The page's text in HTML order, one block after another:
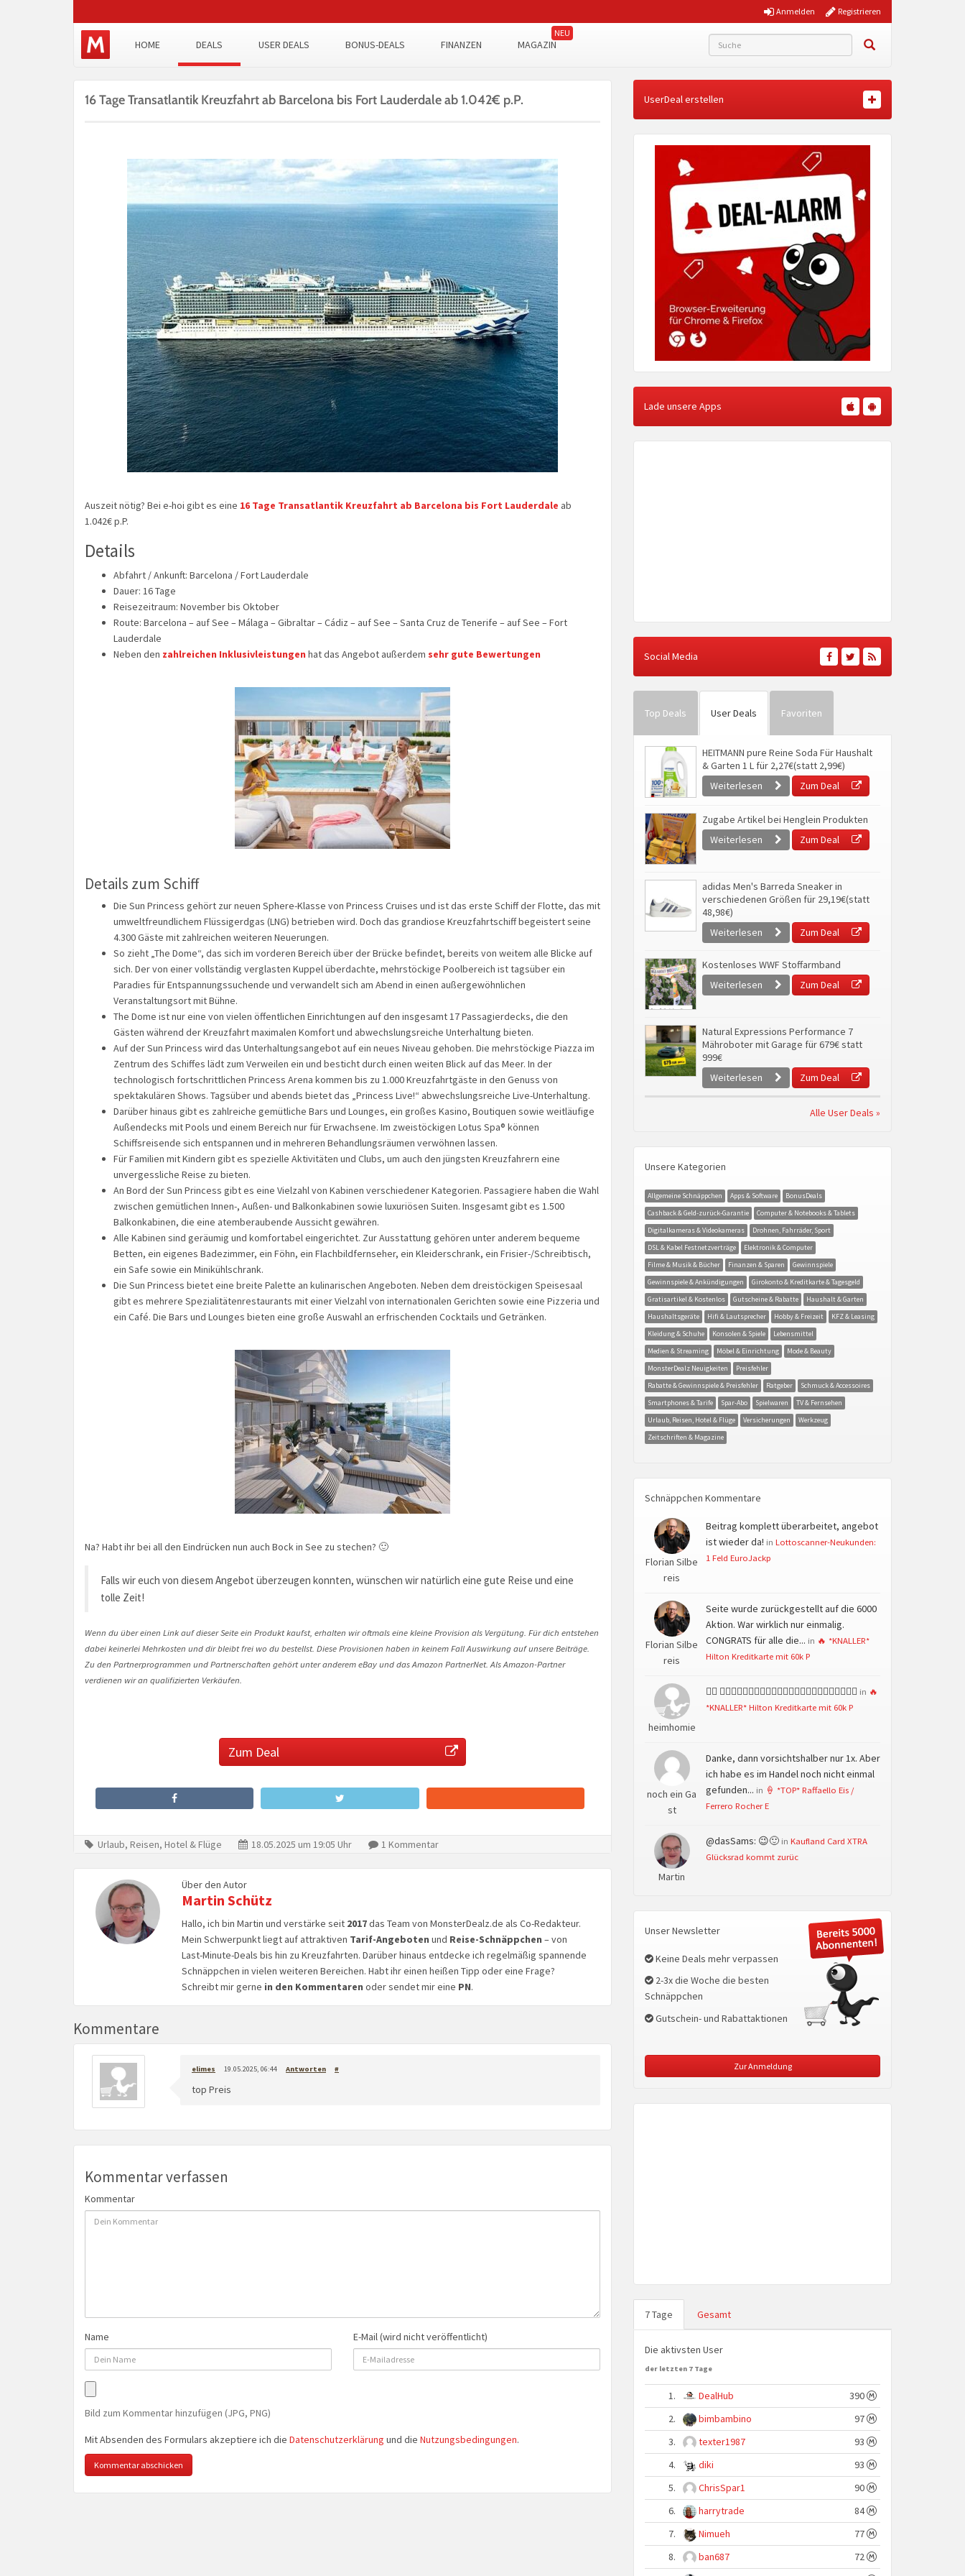
Registrieren
Anmelden
HOME DEALS USER DEALS BONUS-DEALS FINANZEN MAGAZIN
16 Tage Transatlantik Kreuzfahrt ab Barcelona bis Fort Lauderdale ab 1.042€ p.P.
Auszeit nötig? Bei e-hoi gibt es eine 16 Tage Transatlantik Kreuzfahrt ab Barcelona bis Fort Lauderdale ab
1.042€ p.P.
Details
Abfahrt / Ankunft: Barcelona / Fort Lauderdale
Dauer: 16 Tage
Reisezeitraum: November bis Oktober
Route: Barcelona – auf See – Málaga – Gibraltar – Cádiz – auf See – Santa Cruz de Tenerife – auf See – Fort
Lauderdale
Neben den zahlreichen Inklusivleistungen hat das Angebot außerdem sehr gute Bewertungen
Details zum Schiff
Die Sun Princess gehört zur neuen Sphere-Klasse von Princess Cruises und ist das erste Schiff der Flotte, das mit
umweltfreundlichem Flüssigerdgas (LNG) betrieben wird. Doch das grandiose Kreuzfahrtschiff begeistert seine
4.300 Gäste mit zahlreichen weiteren Neuerungen.
So zieht „The Dome“, das sich im vorderen Bereich über der Brücke befindet, bereits von weitem alle Blicke auf
sich. Der von einer vollständig verglasten Kuppel überdachte, mehrstöckige Poolbereich ist tagsüber ein
Paradies für Entspannungssuchende und verwandelt sich am Abend in einen außergewöhnlichen
Veranstaltungsort mit Bühne.
The Dome ist nur eine von vielen öffentlichen Einrichtungen auf den insgesamt 17 Passagierdecks, die den
Gästen während der Kreuzfahrt maximalen Komfort und abwechslungsreiche Unterhaltung bieten.
Auf der Sun Princess wird das Unterhaltungsangebot auf ein neues Niveau gehoben. Die mehrstöckige Piazza im
Zentrum des Schiffes lädt zum Verweilen ein und besticht durch einen weiten Blick auf das Meer. In der
technologisch fortschrittlichen Princess Arena kommen bis zu 1.000 Kreuzfahrtgäste in den Genuss von
spektakulären Shows. Tagsüber und abends bietet das „Princess Live!“ abwechslungsreiche Live-Unterhaltung.
Darüber hinaus gibt es zahlreiche gemütliche Bars und Lounges, ein großes Kasino, Boutiquen sowie weitläufige
Außendecks mit Pools und einem Bereich nur für Erwachsene. Im zweistöckigen Lotus Spa® können
Schiffsreisende sich entspannen und in mehreren Behandlungsräumen verwöhnen lassen.
Für Familien mit Kindern gibt es spezielle Aktivitäten und Clubs, um auch den jüngsten Kreuzfahrern eine
unvergessliche Reise zu bieten.
An Bord der Sun Princess gibt es eine Vielzahl von Kabinen verschiedener Kategorien. Passagiere haben die Wahl
zwischen gemütlichen Innen-, Außen- und Balkonkabinen sowie luxuriösen Suiten. Insgesamt gibt es 1.500
Balkonkabinen, die eine atemberaubende Aussicht gewähren.
Alle Kabinen sind geräumig und komfortabel eingerichtet. Zur Ausstattung gehören unter anderem bequeme
Betten, ein eigenes Badezimmer, ein Föhn, ein Flachbildfernseher, ein Kleiderschrank, ein Frisier-/Schreibtisch,
ein Safe sowie ein Minikühlschrank.
Die Sun Princess bietet eine breite Palette an kulinarischen Angeboten. Neben dem dreistöckigen Speisesaal
gibt es mehrere Spezialitätenrestaurants mit einer Vielzahl von internationalen Gerichten sowie eine Pizzeria und
ein Café. Die Bars und Lounges bieten eine große Auswahl an erfrischenden Cocktails und Getränken.
Na? Habt ihr bei all den Eindrücken nun auch Bock in See zu stechen? 🙂
Falls wir euch von diesem Angebot überzeugen konnten, wünschen wir natürlich eine gute Reise und eine
tolle Zeit!
Wenn du über einen Link auf dieser Seite ein Produkt kaufst, erhalten wir oftmals eine kleine Provision als Vergütung. Für dich entstehen
dabei keinerlei Mehrkosten und dir bleibt frei wo du bestellst. Diese Provisionen haben in keinem Fall Auswirkung auf unsere Beiträge.
Zu den Partnerprogrammen und Partnerschaften gehört unter anderem eBay und das Amazon PartnerNet. Als Amazon-Partner
verdienen wir an qualifizierten Verkäufen.
Zum Deal
Urlaub, Reisen, Hotel & Flüge 18.05.2025 um 19:05 Uhr 1 Kommentar
Über den Autor
Martin Schütz
Hallo, ich bin Martin und verstärke seit 2017das Team von MonsterDealz.de als Co-Redakteur.
Mein Schwerpunkt liegt auf attraktiven Tarif-Angeboten und Reise-Schnäppchen – von
Last-Minute-Deals bis hin zu Kreuzfahrten. Darüber hinaus entdecke ich regelmäßig spannende
Schnäppchen in vielen weiteren Bereichen. Habt ihr einen heißen Tipp oder eine Frage?
Schreibt mir gerne in den Kommentaren oder sendet mir eine PN.
Kommentare
elimes 19.05.2025, 06:44 Antworten #
top Preis
Kommentar verfassen
Kommentar
Name E-Mail (wird nicht veröffentlicht)
Bild zum Kommentar hinzufügen (JPG, PNG)
Mit Absenden des Formulars akzeptiere ich die Datenschutzerklärung und die Nutzungsbedingungen.
UserDeal erstellen
Lade unsere Apps
Social Media
Top Deals User Deals Favoriten
HEITMANN pure Reine Soda Für Haushalt
& Garten 1 L für 2,27€(statt 2,99€)
Weiterlesen
Zum Deal
Zugabe Artikel bei Henglein Produkten
Weiterlesen
Zum Deal
adidas Men's Barreda Sneaker in
verschiedenen Größen für 29,19€(statt
48,98€)
Weiterlesen
Zum Deal
Kostenloses WWF Stoffarmband
Weiterlesen
Zum Deal
Natural Expressions Performance 7
Mähroboter mit Garage für 679€ statt
999€
Weiterlesen
Zum Deal
Alle User Deals »
Unsere Kategorien
Allgemeine Schnäppchen Apps & Software
BonusDeals
Cashback & Geld-zurück-Garantie
Computer & Notebooks & Tablets
Digitalkameras & Videokameras
Drohnen, Fahrräder, Sport
DSL & Kabel Festnetzverträge
Elektronik & Computer
Filme & Musik & Bücher
Finanzen & Sparen
Gewinnspiele
Gewinnspiele & Ankündigungen
Girokonto & Kreditkarte & Tagesgeld
Gratisartikel & Kostenlos
Gutscheine & Rabatte
Haushalt & Garten
Haushaltsgeräte
Hifi & Lautsprecher Hobby & Freizeit
KFZ & Leasing
Kleidung & Schuhe
Konsolen & Spiele
Lebensmittel
Medien & Streaming
Möbel & Einrichtung
Mode & Beauty
MonsterDealz Neuigkeiten
Preisfehler
Rabatte & Gewinnspiele & Preisfehler
Ratgeber
Schmuck & Accessoires
Smartphones & Tarife
Spar-Abo Spielwaren
TV & Fernsehen
Urlaub, Reisen, Hotel & Flüge
Versicherungen
Werkzeug
Zeitschriften & Magazine
Schnäppchen Kommentare
Florian Silbe
reis
Beitrag komplett überarbeitet, angebot
ist wieder da! in Lottoscanner-Neukunden:
1 Feld EuroJackp
Florian Silbe
reis
Seite wurde zurückgestellt auf die 6000
Aktion. War wirklich nur einmalig.
CONGRATS für alle die... in 🔥 *KNALLER*
Hilton Kreditkarte mit 60k P
heimhomie
👍🏻 👍🏻👍🏻👍🏻👍🏻👍🏻👍🏻👍🏻👍🏻👍🏻👍🏻👍🏻👍🏻 in 🔥
*KNALLER* Hilton Kreditkarte mit 60k P
noch ein Ga
st
Danke, dann vorsichtshalber nur 1x. Aber
ich habe es im Handel noch nicht einmal
gefunden... in 🍦 *TOP* Raffaello Eis /
Ferrero Rocher E
Martin
@dasSams: 😉🙂 in Kaufland Card XTRA
Glücksrad kommt zurüc
Unser Newsletter
Keine Deals mehr verpassen
2-3x die Woche die besten
Schnäppchen
Gutschein- und Rabattaktionen
Zur Anmeldung
7 Tage Gesamt
Die aktivsten User
der letzten 7 Tage
1. DealHub
390
2.
bimbambino
97
3.
texter1987
93
4.
diki
93
5.
ChrisSpar1
90
6.
harrytrade
84
7.
Nimueh
77
8.
ban687
72